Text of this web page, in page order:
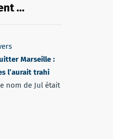
…
Marseille :
l’aurait trahi
nom de Jul était